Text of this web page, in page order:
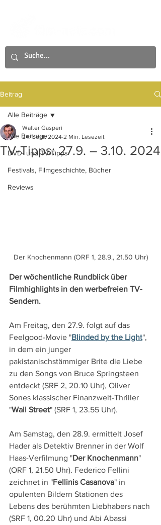
Beitrag
Alle Beiträge
DVD- und TV-Tipps
Festivals, Filmgeschichte, Bücher
Reviews
Alle Beiträge
TV-Tipps: 27.9. – 3.10. 2024
Walter Gasperi
24. Sept. 2024 2 Min. Lesezeit
Der Knochenmann (ORF 1, 28.9., 21.50 Uhr)
Der wöchentliche Rundblick über
Filmhighlights in den werbefreien TV-
Sendern.
Am Freitag, den 27.9. folgt auf das
Feelgood-Movie "Blinded by the Light",
in dem ein junger
pakistanischstämmiger Brite die Liebe
zu den Songs von Bruce Springsteen
entdeckt (SRF 2, 20.10 Uhr), Oliver
Sones klassischer Finanzwelt-Thriller
"Wall Street" (SRF 1, 23.55 Uhr).
Am Samstag, den 28.9. ermittelt Josef
Hader als Detektiv Brenner in der Wolf
Haas-Verfilmung "Der Knochenmann"
(ORF 1, 21.50 Uhr). Federico Fellini
zeichnet in "Fellinis Casanova" in
opulenten Bildern Stationen des
Lebens des berühmten Liebhabers nach
(SRF 1, 00.20 Uhr) und Abi Abassi